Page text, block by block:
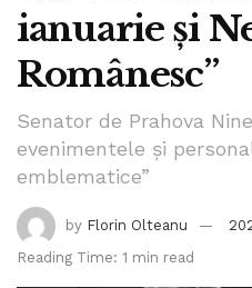
ianuarie și
Românesc”
Senator de Prahova
evenimentele și
emblematice”
by Florin Olteanu
Reading Time: 1 min read